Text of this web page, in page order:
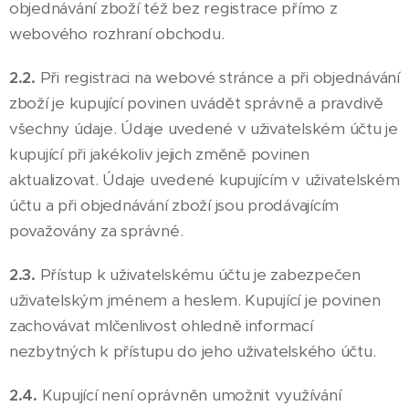
objednávání zboží též bez registrace přímo z
webového rozhraní obchodu.
2.2. Při registraci na webové stránce a při objednávání
zboží je kupující povinen uvádět správně a pravdivě
všechny údaje. Údaje uvedené v uživatelském účtu je
kupující při jakékoliv jejich změně povinen
aktualizovat. Údaje uvedené kupujícím v uživatelském
účtu a při objednávání zboží jsou prodávajícím
považovány za správné.
2.3. Přístup k uživatelskému účtu je zabezpečen
uživatelským jménem a heslem. Kupující je povinen
zachovávat mlčenlivost ohledně informací
nezbytných k přístupu do jeho uživatelského účtu.
2.4. Kupující není oprávněn umožnit využívání